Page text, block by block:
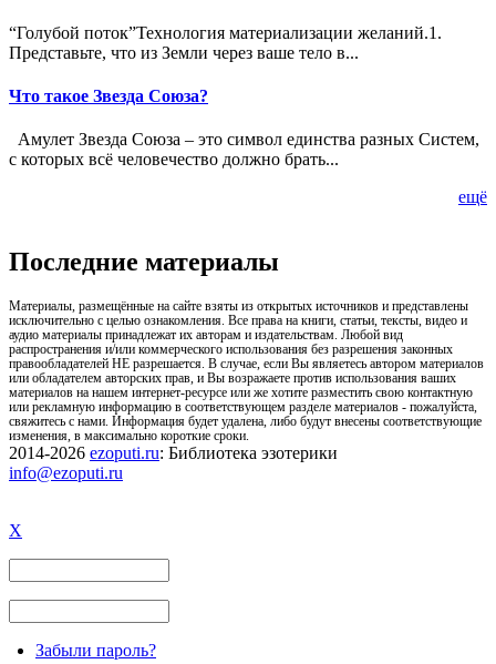
“Голубой поток”Технология материализации желаний.1.
Представьте, что из Земли через ваше тело в...
Что такое Звезда Союза?
Амулет Звезда Союза – это символ единства разных Систем,
с которых всё человечество должно брать...
ещё
Последние материалы
Материалы, размещённые на сайте взяты из открытых источников и представлены
исключительно с целью ознакомления. Все права на книги, статьи, тексты, видео и
аудио материалы принадлежат их авторам и издательствам. Любой вид
распространения и/или коммерческого использования без разрешения законных
правообладателей НЕ разрешается. В случае, если Вы являетесь автором материалов
или обладателем авторских прав, и Вы возражаете против использования ваших
материалов на нашем интернет-ресурсе или же хотите разместить свою контактную
или рекламную информацию в соответствующем разделе материалов - пожалуйста,
свяжитесь с нами. Информация будет удалена, либо будут внесены соответствующие
изменения, в максимально короткие сроки.
2014-2026 ezoputi.ru: Библиотека эзотерики
info@ezoputi.ru
X
Забыли пароль?